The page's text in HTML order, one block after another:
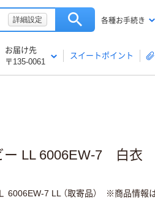
詳細設定 各種お手続き
お届け先
〒135-0061
スイートポイント
ー LL 6006EW-7 白衣
6006EW-7 LL （取寄品） ※商品情報